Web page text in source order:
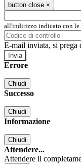
button close ×
all'indirizzo indicato con le
E-mail inviata, si prega
Errore
Chiudi
Successo
Chiudi
Informazione
Chiudi
Attendere...
Attendere il